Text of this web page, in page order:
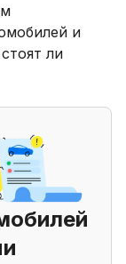
и
ли